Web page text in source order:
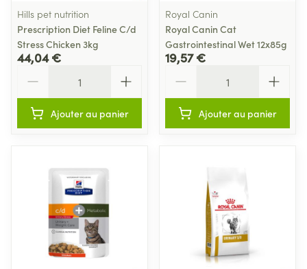
Hills pet nutrition
Prescription Diet Feline C/d
Stress Chicken 3kg
44,04 €
Ajouter au panier
Royal Canin
Royal Canin Cat
Gastrointestinal Wet 12x85g
19,57 €
Ajouter au panier